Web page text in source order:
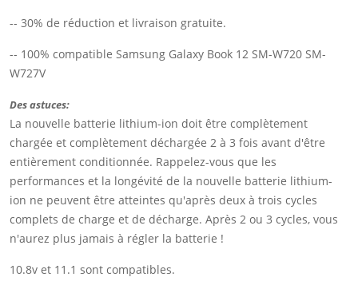
-- 30% de réduction et livraison gratuite.
-- 100% compatible Samsung Galaxy Book 12 SM-W720 SM-
W727V
Des astuces:
La nouvelle batterie lithium-ion doit être complètement
chargée et complètement déchargée 2 à 3 fois avant d'être
entièrement conditionnée. Rappelez-vous que les
performances et la longévité de la nouvelle batterie lithium-
ion ne peuvent être atteintes qu'après deux à trois cycles
complets de charge et de décharge. Après 2 ou 3 cycles, vous
n'aurez plus jamais à régler la batterie !
10.8v et 11.1 sont compatibles.